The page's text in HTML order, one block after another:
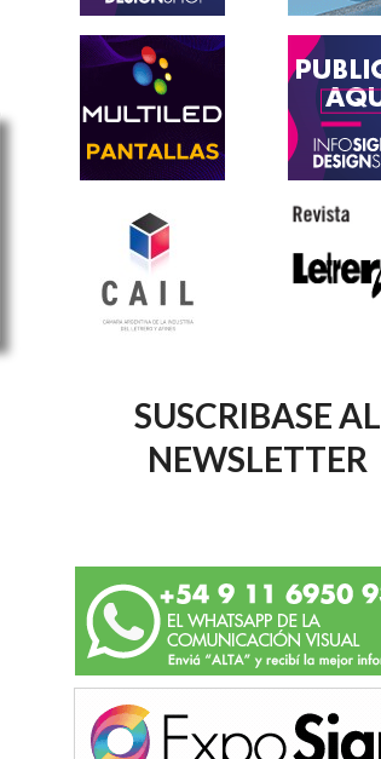
SUSCRIBASE AL
NEWSLETTER